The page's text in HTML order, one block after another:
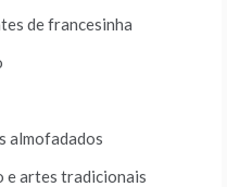
de francesinha
almofadados
e artes tradicionais